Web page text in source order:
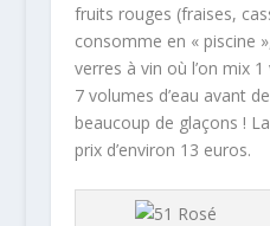
fruits rouges (fraises,
consomme en « piscine
verres à vin où l’on mix
7 volumes d’eau avant
beaucoup de glaçons !
prix d’environ 13 euros.